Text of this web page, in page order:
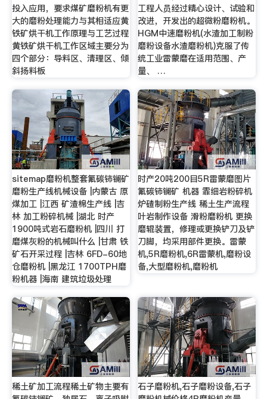
投入应用，要求煤矿磨粉机有更
大的磨粉处理能力与其相适应黄
铁矿烘干机工作原理与工艺过程
黄铁矿烘干机工作区域主要分为
四个部分：导料区、清理区、倾
斜扬料板
工程人员经过精心设计、试验和
改进，开发出的超微粉磨粉机。
HGM中速磨粉机(水渣加工制粉
磨粉设备水渣磨粉机)克服了传
统工业雷蒙磨在适用范围、产
量、 …
sitemap磨粉机整套氟碳铈镧矿
磨粉生产线机械设备 |内蒙古 原
煤加工 |江西 矿渣棉生产线 |吉
林 加工粉碎机械 |湖北 时产
1900吨式岩石磨粉机 |四川 打
磨煤灰粉的机械叫什么 |甘肃 铁
矿石开采过程 |吉林 6FD-60地
仓磨粉机 |黑龙江 1700TPH磨
粉机器 |海南 建筑垃圾处理
时产20吨200目5R雷蒙磨图片
氟碳铈镧矿 机器 霏细岩粉碎机
炉碴制粉生产线 稀土生产流程
叶岩制作设备 滑粉磨粉机 更换
磨辊装置，修理或更换铲刀及铲
刀脚，均采用部件更换。雷蒙
机,5R磨粉机,6R雷蒙机,磨粉设
备,大型磨粉机,磨粉机
稀土矿加工流程稀土矿物主要有
石子磨粉机,石子磨粉设备,石子